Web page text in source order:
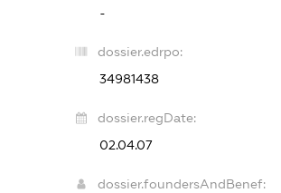
-
dossier.edrpo:
34981438
dossier.regDate:
02.04.07
dossier.foundersAndBenef: